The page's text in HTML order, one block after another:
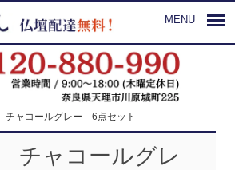
MENU
ャコールグレー 6点セット
チャコールグレ